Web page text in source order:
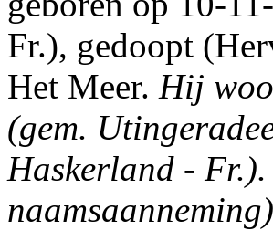
Fr.), gedoopt
Het Meer. Hij
(gem.
Haskerland -